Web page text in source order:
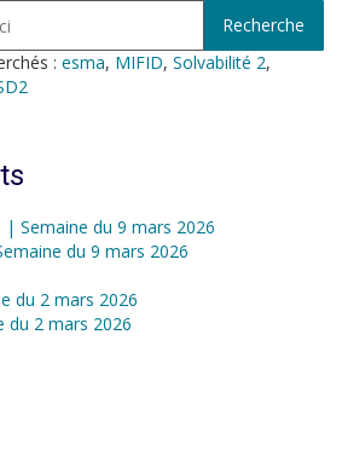
: esma, MIFID, Solvabilité 2,
Semaine du 9 mars 2026
du 9 mars 2026
du 2 mars 2026
du 2 mars 2026